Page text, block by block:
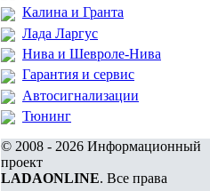
Калина и Гранта
Лада Ларгус
Нива и Шевроле-Нива
Гарантия и сервис
Автосигнализации
Тюнинг
© 2008 - 2026 Информационный
проект
LADAONLINE. Все права